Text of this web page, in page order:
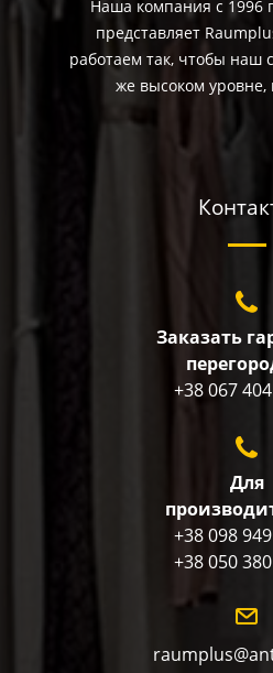
Наша компания с 1996
представляет
работаем так, чтобы наш
же высоком уровне,
Заказать
+38 067
Для
+38 098
+38 050